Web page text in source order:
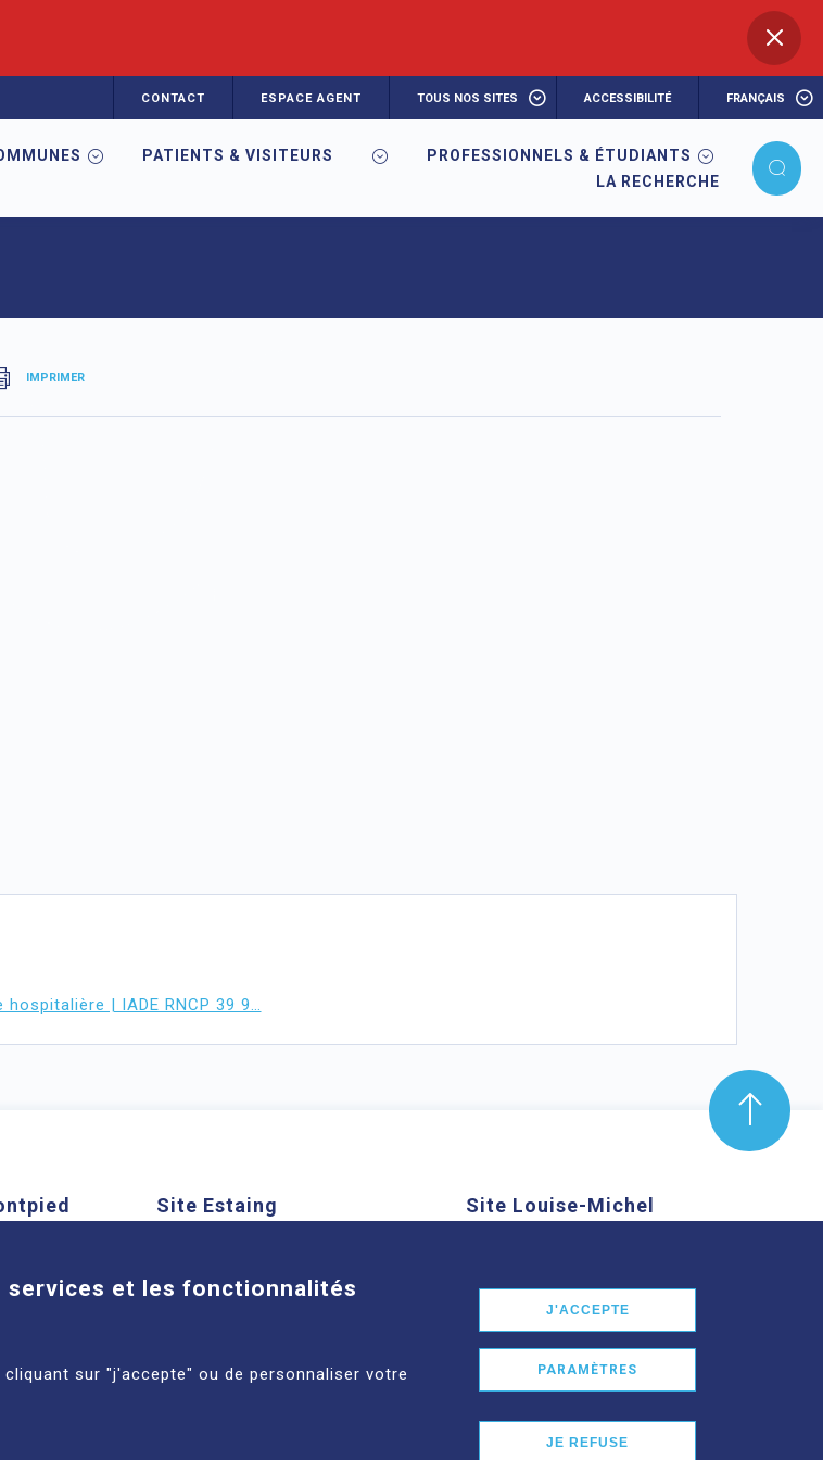
CONTACT ESPACE AGENT TOUS NOS SITES ACCESSIBILITÉ FRANÇAIS
PATIENTS & VISITEURS
PROFESSIONNELS & ÉTUDIANTS
LA RECHERCHE
Métiers Fiche métier
IMPRIMER
| IADE RNCP 39 9…
Site Estaing Site Louise-Michel
En savoir plus
Cookies
et les fonctionnalités
sur "j'accepte" ou de personnaliser votre
J'ACCEPTE
PARAMÈTRES
JE REFUSE